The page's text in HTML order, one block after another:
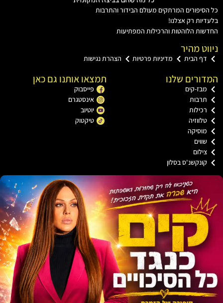
המרתקים מעולם הבידור והתרבות
רק אצלנו!
הלוהטות והרכילות המפתיעות
מהיר
הבית מדיניות פרטיות הצהרת נגישות
שלנו
קים
בסלון
תמצאו אותנו גם כאן
פייסבוק
אינסטגרם
יוטיוב
טיקטוק